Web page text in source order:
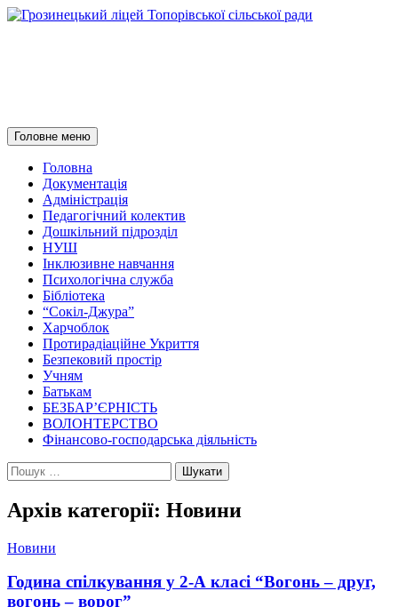
Пошук
Головне меню Перейти
до
Головна
Документація
Адміністрація
Педагогічний колектив
Дошкільний підрозділ
НУШ
Інклюзивне навчання
Психологічна служба
Бібліотека
“Сокіл-Джура”
Харчоблок
Протирадіаційне Укриття
Безпековий простір
Учням
Батькам
БЕЗБАР’ЄРНІСТЬ
ВОЛОНТЕРСТВО
Фінансово-господарська діяльність
Пошук:
Архів категорії: Новини
Новини
Година спілкування у 2-А класі “Вогонь – друг,
вогонь – ворог”